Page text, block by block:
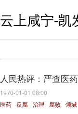
云上咸宁-凯
人民热评：严查医
1970-01-01 08:00
医药
反腐 治理 腐败 领域